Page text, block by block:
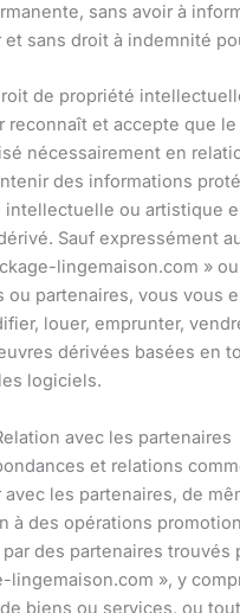
sans avoir à
et sans droit à indemnité
de propriété
reconnaît et accepte que
nécessairement en
des informations
intellectuelle ou artistique
Sauf expressément
lingemaison.com » ou
ou partenaires, vous vous
louer, emprunter,
dérivées basées en
logiciels.
avec les partenaires
et relations
avec les partenaires, de
à des opérations
des partenaires trouvés
lingemaison.com », y
biens ou services, ou